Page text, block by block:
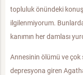
topluluk önündeki
ilgilenmiyorum.
kanımın her damlası
Annesinin ölümü ve çok
depresyona giren